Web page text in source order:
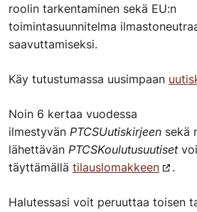
roolin tarkentaminen sekä EU:n
toimintasuunnitelma
saavuttamiseksi.
Käy tutustumassa uusimpaan
Noin 6 kertaa vuodessa
ilmestyvän PTCSUutiskirjeen sekä
lähettävän PTCSKoulutusuutiset
täyttämällä tilauslomakkeen .
Halutessasi voit peruuttaa toisen